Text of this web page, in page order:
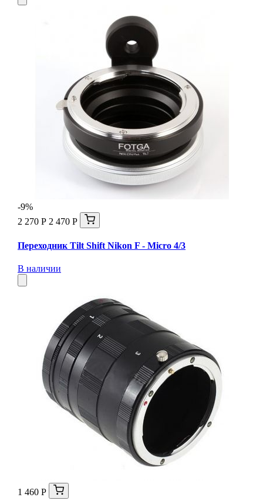
-9%
2 270 Р 2 470 Р
Переходник Tilt Shift Nikon F - Micro 4/3
В наличии
1 460 Р